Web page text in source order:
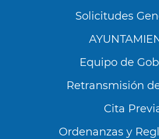
Solicitudes
Equipo de
Retransmisión
Cita
Ordenanzas y